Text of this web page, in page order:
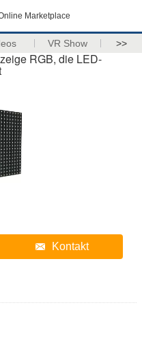
Marketplace
VR Show >>
RGB, die LED-
Kontakt